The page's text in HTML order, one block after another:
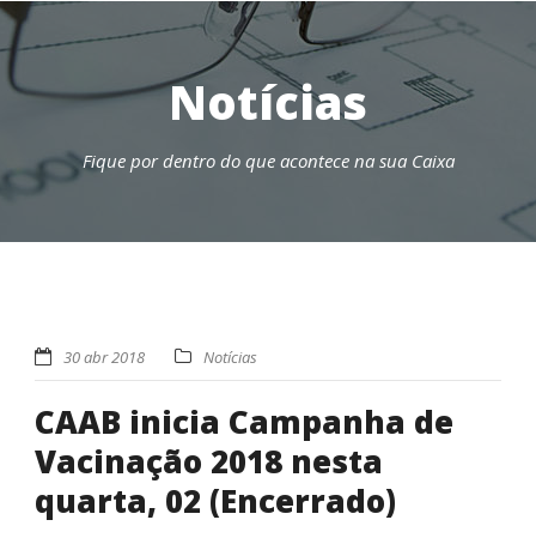
Notícias
Fique por dentro do que acontece na sua Caixa
30 abr 2018 Notícias
CAAB inicia Campanha de
Vacinação 2018 nesta
quarta, 02 (Encerrado)